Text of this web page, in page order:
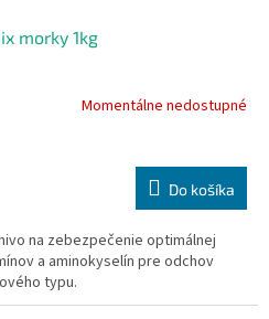
morky 1kg
Momentálne nedostupné
Do košíka
na zebezpečenie optimálnej
a aminokyselín pre odchov
typu.